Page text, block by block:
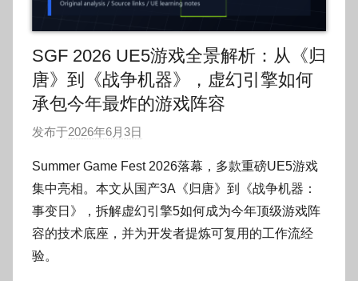
SGF 2026 UE5游戏全景解析：从《归
唐》到《战争机器》，虚幻引擎如何
承包今年最炸的游戏阵容
发布于2026年6月3日
:
O
k
g
Summer Game Fest 2026落幕，多款重磅UE5游戏
集中亮相。本文从国产3A《归唐》到《战争机器：
事变日》，拆解虚幻引擎5如何成为今年顶级游戏阵
容的技术底座，并为开发者提炼可复用的工作流经
验。